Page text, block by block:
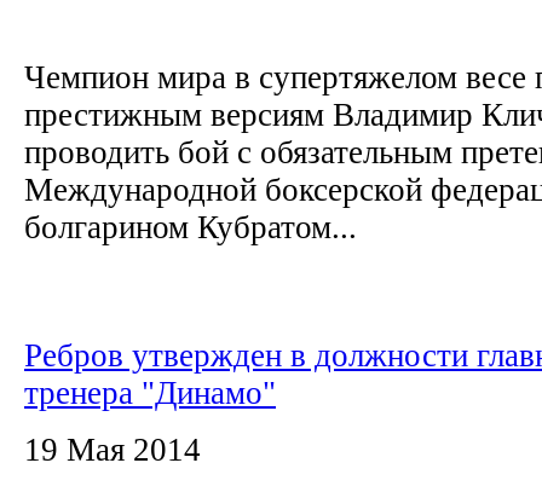
Чемпион мира в супертяжелом весе
престижным версиям Владимир
проводить бой с обязательным
Международной боксерской
болгарином Кубратом...
Ребров утвержден в должности
тренера "Динамо"
19 Мая 2014